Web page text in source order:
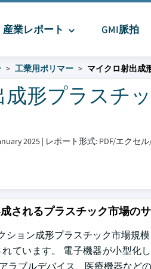
産業レポート GMI脈拍
工業用ポリマー マイクロ射出成
形プラスチ
2025 | レポート形式: PDF/エクセ
されるプラスチック市場の
ョン成形プラスチック市場規
れています。 電子機器が小型
ラブルデバイス、医療機器など